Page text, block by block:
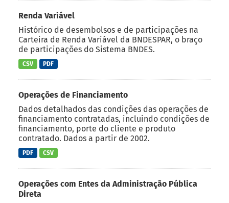
Renda Variável
Histórico de desembolsos e de participações na
Carteira de Renda Variável da BNDESPAR, o braço
de participações do Sistema BNDES.
CSV PDF
Operações de Financiamento
Dados detalhados das condições das operações de
financiamento contratadas, incluindo condições de
financiamento, porte do cliente e produto
contratado. Dados a partir de 2002.
PDF CSV
Operações com Entes da Administração Pública
Direta